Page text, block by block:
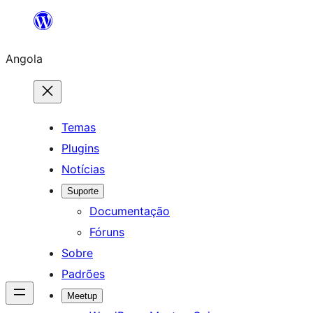
Saltar
o
conteúdo
Angola
Temas
Plugins
Notícias
Suporte
Documentação
Fóruns
Sobre
Padrões
Meetup